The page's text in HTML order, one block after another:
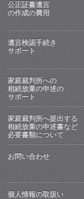
公正証書遺言
の作成の費用
遺言検認手続き
サポート
家庭裁判所への
相続放棄の申述の
サポート
家庭裁判所へ提出する
相続放棄の申述書など
必要書類について
お問い合わせ
個人情報の取扱い